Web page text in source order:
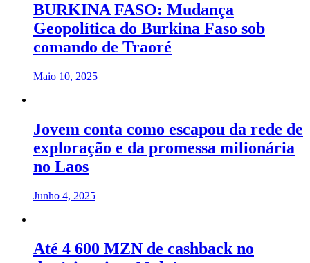
BURKINA FASO: Mudança
Geopolítica do Burkina Faso sob
comando de Traoré
Maio 10, 2025
Jovem conta como escapou da rede de
exploração e da promessa milionária
no Laos
Junho 4, 2025
Até 4 600 MZN de cashback no